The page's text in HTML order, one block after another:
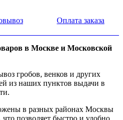
Оплата заказа
в Москве и Московской
гробов, венков и других
из наших пунктов выдачи в
в разных районах Москвы
позволяет быстро и удобно